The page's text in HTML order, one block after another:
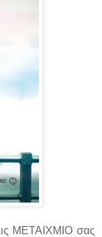
ΜΕΤΑΙΧΜΙΟ σας